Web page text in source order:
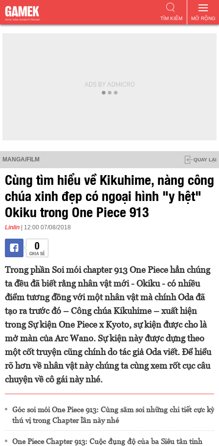
MỞ RỘNG
TÌM KIẾM
MANGA/FILM QUAY LẠI
Cùng tìm hiểu về Kikuhime, nàng công
chúa xinh đẹp có ngoại hình "y hệt"
Okiku trong One Piece 913
Linlin | 12:00 07/08/2018
0
CHIA SẺ
Trong phần Soi mói chapter 913 One Piece hẳn chúng
ta đều đã biết rằng nhân vật mới - Okiku - có nhiều
điểm tương đồng với một nhân vật mà chính Oda đã
tạo ra trước đó – Công chúa Kikuhime – xuất hiện
trong Sự kiện One Piece x Kyoto, sự kiện được cho là
mở màn của Arc Wano. Sự kiện này được dựng theo
một cốt truyện cũng chính do tác giả Oda viết. Để hiểu
rõ hơn về nhân vật này chúng ta cùng xem rốt cục câu
chuyện về cô gái này nhé.
Góc soi mói One Piece 913: Cùng săm soi những chi tiết cực kỳ
thú vị trong Chapter lần này nhé
One Piece Chapter 913: Cuộc đụng độ của ba Siêu tân tinh